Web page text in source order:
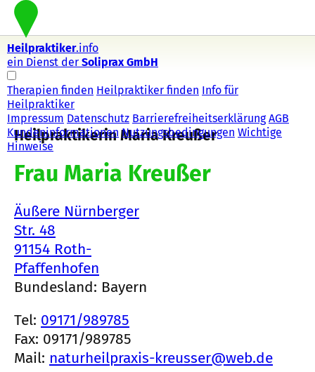
Heilpraktiker.info
ein Dienst der Soliprax GmbH
Therapien finden Heilpraktiker finden Info für
Heilpraktiker
Impressum Datenschutz Barrierefreiheitserklärung AGB
Kundeninformationen Nutzungsbedingungen Wichtige
Hinweise
Heilpraktikerin Maria Kreußer
Frau Maria Kreußer
Äußere Nürnberger
Str. 48
91154 Roth-
Pfaffenhofen
Bundesland: Bayern
Tel: 09171/989785
Fax: 09171/989785
Mail: naturheilpraxis-kreusser@web.de